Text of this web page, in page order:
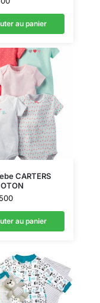
au panier
CARTERS
au panier